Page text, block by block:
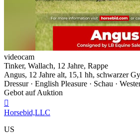
videocam
Tinker, Wallach, 12 Jahre, Rappe
Angus, 12 Jahre alt, 15,1 hh, schwarzer
Dressur · English Pleasure · Schau ·
Gebot auf Auktion

Horsebid,LLC
US